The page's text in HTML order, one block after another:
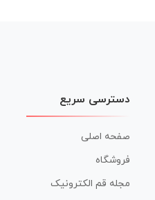
دسترسی سریع
صفحه اصلی
فروشگاه
مجله قم الکترونیک